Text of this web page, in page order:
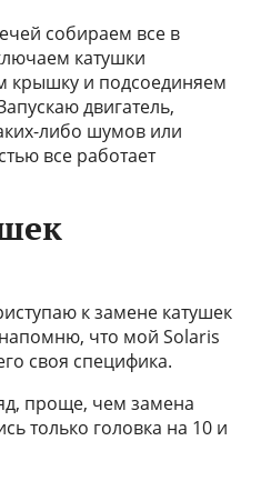
собираем все в
катушки
крышку и подсоединяем
двигатель,
либо шумов или
все работает
к замене катушек
что мой Solaris
своя специфика.
проще, чем замена
только головка на 10 и